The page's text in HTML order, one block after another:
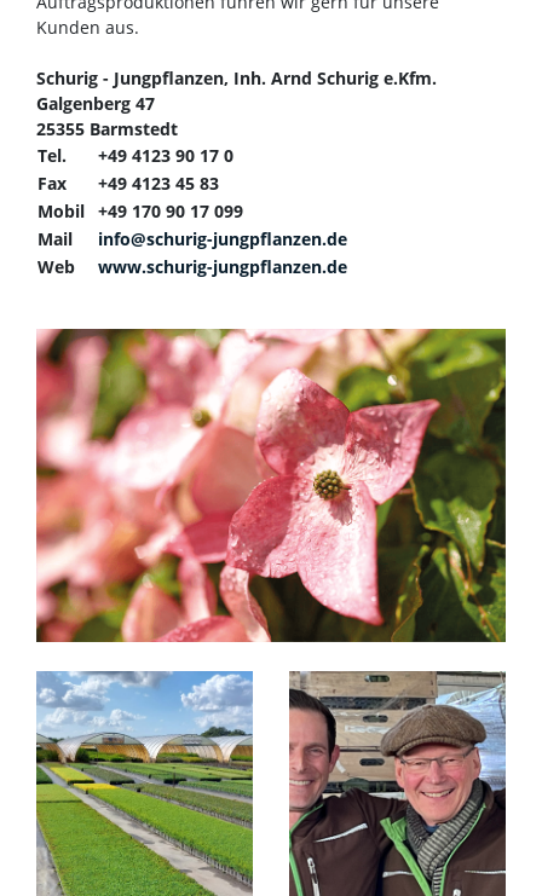
Kunden aus.
Schurig - Jungpflanzen, Inh. Arnd Schurig e.Kfm.
Galgenberg 47
25355 Barmstedt
Tel.
+49 4123 90 17 0
Fax
+49 4123 45 83
Mobil +49 170 90 17 099
Mail
info@schurig-jungpflanzen.de
Web
www.schurig-jungpflanzen.de